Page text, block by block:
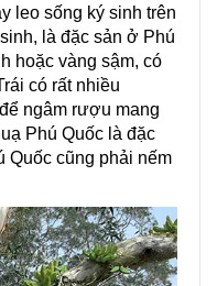
leo sống ký sinh trên
là đặc sản ở Phú
hoặc vàng sậm, có
có rất nhiều
ngâm rượu mang
Phú Quốc là đặc
Quốc cũng phải nếm